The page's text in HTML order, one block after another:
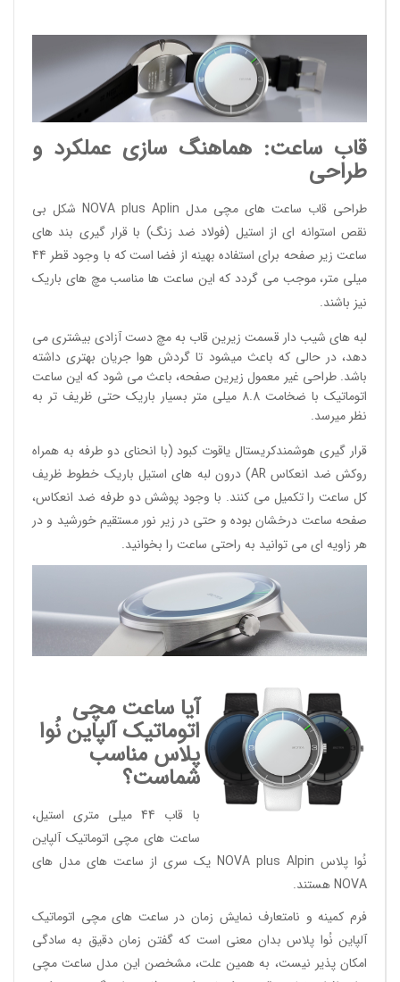
قاب ساعت: هماهنگ سازی عملکرد و
طراحی
طراحی قاب ساعت های مچی مدل NOVA plus Aplin شکل بی
نقص استوانه ای از استیل (فولاد ضد زنگ) با قرار گیری بند های
ساعت زیر صفحه برای استفاده بهینه از فضا است که با وجود قطر 44
میلی متر، موجب می گردد که این ساعت ها مناسب مچ های باریک
نیز باشند.
لبه های شیب دار قسمت زیرین قاب به مچ دست آزادی بیشتری می
دهد، در حالی که باعث میشود تا گردش هوا جریان بهتری داشته
باشد. طراحی غیر معمول زیرین صفحه، باعث می شود که این ساعت
اتوماتیک با ضخامت 8.8 میلی متر بسیار باریک حتی ظریف تر به
نظر میرسد.
قرار گیری هوشمندکریستال یاقوت کبود (با انحنای دو طرفه به همراه
روکش ضد انعکاس AR) درون لبه های استیل باریک خطوط ظریف
کل ساعت را تکمیل می کنند. با وجود پوشش دو طرفه ضد انعکاس،
صفحه ساعت درخشان بوده و حتی در زیر نور مستقیم خورشید و در
هر زاویه ای می توانید به راحتی ساعت را بخوانید.
آیا ساعت مچی
اتوماتیک آلپاین نُوا
پلاس مناسب
شماست؟
با قاب 44 میلی متری استیل،
ساعت های مچی اتوماتیک آلپاین
نُوا پلاس NOVA plus Alpin یک سری از ساعت های مدل های
NOVA هستند.
فرم کمینه و نامتعارف نمایش زمان در ساعت های مچی اتوماتیک
آلپاین نُوا پلاس بدان معنی است که گفتن زمان دقیق به سادگی
امکان پذیر نیست، به همین علت، مشخصن این مدل ساعت مچی